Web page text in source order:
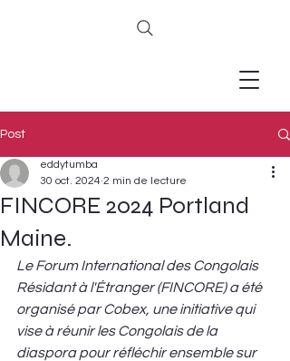
Post
FINCORE 2024 Portland
Maine.
eddytumba
30 oct. 2024 2 min de lecture
Le Forum International des Congolais
Résidant à l'Étranger (FINCORE) a été
organisé par Cobex, une initiative qui
vise à réunir les Congolais de la
diaspora pour réfléchir ensemble sur